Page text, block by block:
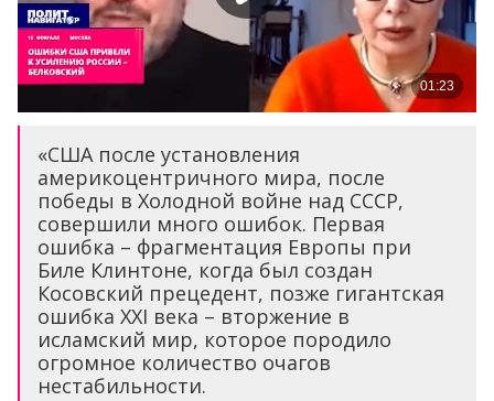
«США после установления
америкоцентричного мира, после
победы в Холодной войне над СССР,
совершили много ошибок. Первая
ошибка – фрагментация Европы при
Биле Клинтоне, когда был создан
Косовский прецедент, позже гигантская
ошибка XXI века – вторжение в
исламский мир, которое породило
огромное количество очагов
нестабильности.